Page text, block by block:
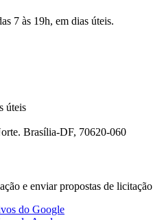
7 às 19h, em dias úteis.
úteis
Brasília-DF, 70620-060
e enviar propostas de licitação